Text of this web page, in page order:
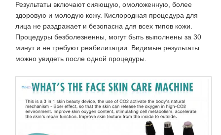
Результаты включают сияющую, омоложенную, более
здоровую и молодую кожу. Кислородная процедура для
лица не раздражает и безопасна для всех типов кожи.
Процедуры безболезненны, могут быть выполнены за 30
минут и не требуют реабилитации. Видимые результаты
можно увидеть после одной процедуры.